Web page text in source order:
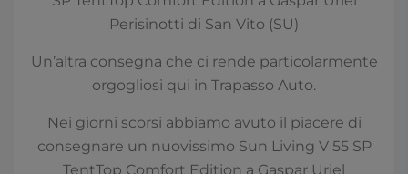
Perisinotti di San Vito (SU)
Un’altra consegna che ci rende particolarmente
orgogliosi qui in Trapasso Auto.
Nei giorni scorsi abbiamo avuto il piacere di
consegnare un nuovissimo Sun Living V 55 SP
TentTop Comfort Edition a Gaspar Uriel